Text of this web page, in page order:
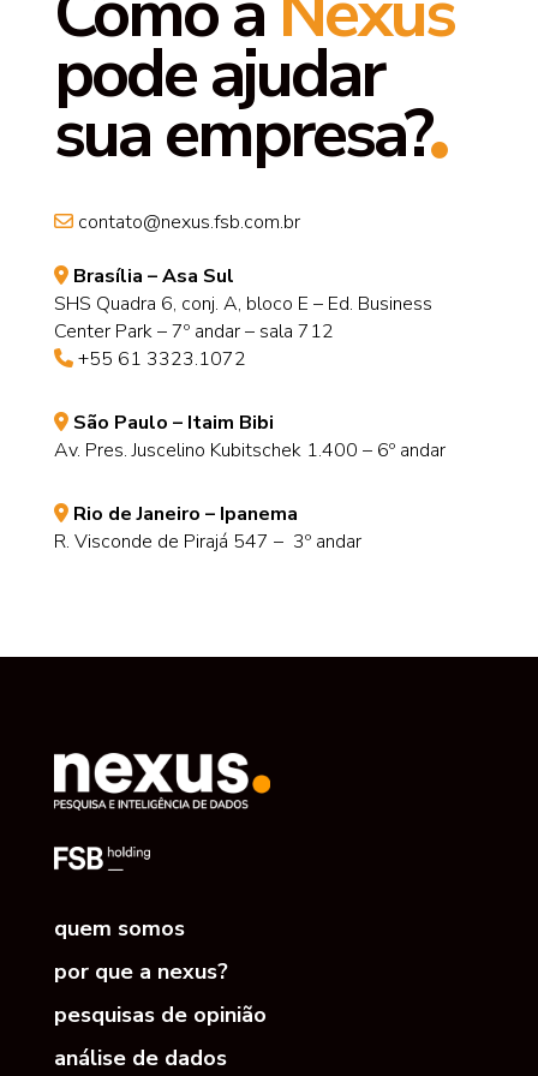
pode ajudar
sua empresa?
contato@nexus.fsb.com.br
Brasília – Asa Sul
SHS Quadra 6, conj. A, bloco E – Ed. Business
Center Park – 7º andar – sala 712
+55 61 3323.1072
São Paulo – Itaim Bibi
Av. Pres. Juscelino Kubitschek 1.400 – 6º andar
Rio de Janeiro – Ipanema
R. Visconde de Pirajá 547 – 3º andar
quem somos
por que a nexus?
pesquisas de opinião
análise de dados